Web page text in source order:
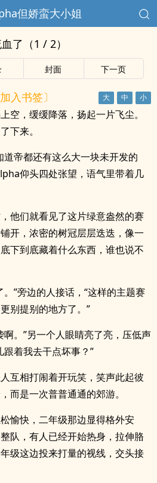
但娇蛮大小姐
了（1 / 2）
封面 下一页
加入书签〕
空，缓缓降落，扬起一片飞尘。
下来。
道帝都还有这么大一块未开发的
仰头四处张望，语气里带着几
他们就看见了这片绿意盎然的赛
开，浓密的树冠层层迭迭，像一
下到底藏着什么东西，谁也说不
”旁边的人接话，“这样的主题赛
别提别的地方了。”
啊。”另一个人眼睛亮了亮，压低声
着我去干点坏事？”
互相打闹着开玩笑，笑声此起彼
而是一次普普通通的郊游。
愉快，二年级那边显得格外安
队，有人已经开始热身，拉伸胳
级这边投来打量的视线，交头接